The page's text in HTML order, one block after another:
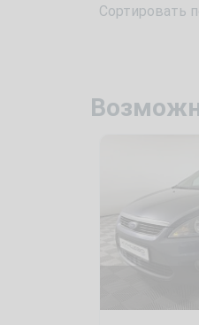
Сортировать